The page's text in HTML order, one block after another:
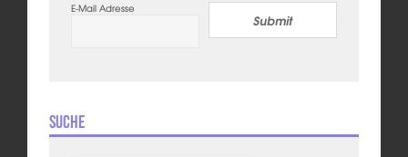
E-Mail Adresse
Submit
Suche